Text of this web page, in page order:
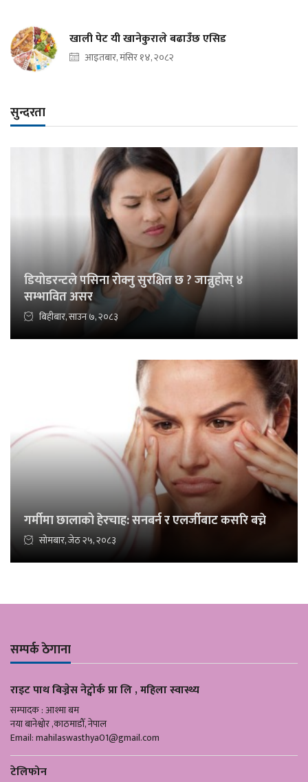
खाली पेट यी खानेकुराले बढाउँछ एसिड
आइतबार, मंसिर १४, २०८२
सुन्दरता
डियोडरन्टले पसिना रोक्नु सुरक्षित छ ? जान्नुहोस् ४
सम्भावित असर
बिहीबार, साउन ७, २०८३
गर्मीमा छालाको हेरचाह: सनबर्न र एलर्जीबाट कसरि बच्ने
सोमबार, जेठ २५, २०८३
सम्पर्क ठेगाना
राइट पाथ बिज्नेस नेट्वोर्क प्रा लि , महिला स्वास्थ्य
सम्पादक : आश्मा बम
नया बानेश्वोर ,काठमाडौँ, नेपाल
Email:mahilaswasthya01@gmail.com
टेलिफोन